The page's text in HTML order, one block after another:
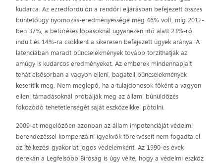
kudarca. Az ezredfordulón a rendőri eljárásban befejezett összes
büntetőügy nyomozás-eredményessége még 46% volt, míg 2012-
ben 37%; a betöréses lopásoknál ugyanezen idő alatt 23%-ról
indult és 14%-ra csökkent a sikeresen befejezett ügyek aránya. A
latenciában maradt bűncselekmények tovább torzíthatják az
amúgy is kudarcos eredményeket. Az emberek mindennapjait
tehát elsősorban a vagyon elleni, bagatell bűncselekmények
keserítik meg. Nem meglepő, ha a tulajdonosok főként a vagyon
elleni támadásoknál próbálják meg az állami bűnüldözés
fokozódó tehetetlenségét saját eszközeikkel pótolni.
2009-et megelőzően azonban az állam impotenciáját védelmi
berendezéssel kompenzálni igyekvők törekvéseit nem fogadta el
az ítélkezési gyakorlat jogos védelemként. Az 1990-es évek
derekán a Legfelsőbb Bíróság is úgy vélte, hogy a védelmi eszköz